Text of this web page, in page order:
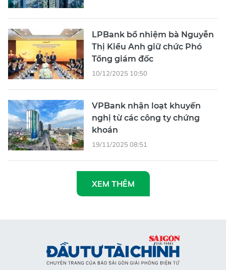
LPBank bổ nhiệm bà Nguyễn
Thị Kiều Anh giữ chức Phó
Tổng giám đốc
10/12/2025 10:50
VPBank nhận loạt khuyến
nghị từ các công ty chứng
khoán
19/11/2025 08:51
XEM THÊM